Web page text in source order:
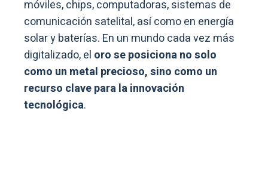
móviles, chips, computadoras, sistemas de
comunicación satelital, así como en energía
solar y baterías. En un mundo cada vez más
digitalizado, el oro se posiciona no solo
como un metal precioso, sino como un
recurso clave para la innovación
tecnológica.